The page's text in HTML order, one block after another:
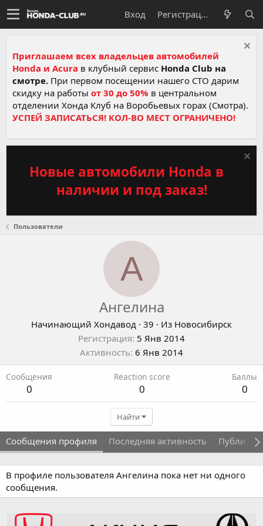
Вход Регистрация
Приглашаем всех владельцев автомобилей
Honda и Acura в клубный сервис Honda Club на
смотре. При первом посещении нашего СТО дарим
скидку на работы от 30 до 50% в центральном
отделении Хонда Клуб на Воробьевых горах (Смотра).
УСПЕЙ ЗАПИСАТЬСЯ! КОЛ-ВО МЕСТ ОГРАНИЧЕНО!
Новые автомобили Honda в
наличии и под заказ!
Пользователи
А
Ангелина
Начинающий Хондавод · 39 · Из Новосибирск
Регистрация 5 Янв 2014
Активность 6 Янв 2014
Сообщения
0
Reaction score
0
Баллы
0
Найти
Сообщения профиля Последняя активность
В профиле пользователя Ангелина пока нет ни одного
сообщения.